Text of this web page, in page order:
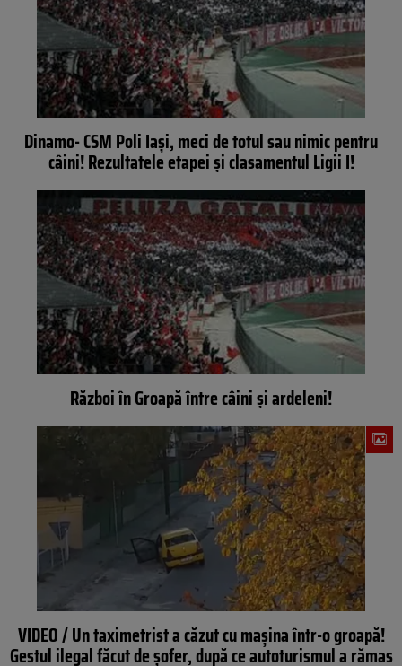
Dinamo- CSM Poli Iaşi, meci de totul sau nimic pentru
câini! Rezultatele etapei şi clasamentul Ligii I!
Război în Groapă între câini şi ardeleni!
VIDEO / Un taximetrist a căzut cu maşina într-o groapă!
Gestul ilegal făcut de şofer, după ce autoturismul a rămas